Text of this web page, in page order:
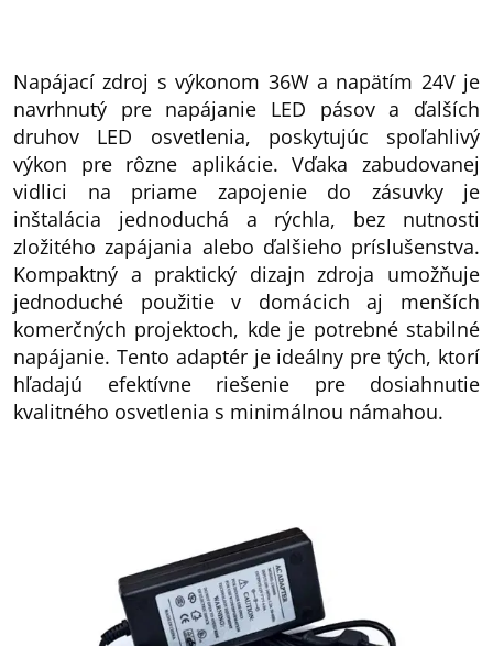
Napájací zdroj s výkonom 36W a napätím 24V je
navrhnutý pre napájanie LED pásov a ďalších
druhov LED osvetlenia, poskytujúc spoľahlivý
výkon pre rôzne aplikácie. Vďaka zabudovanej
vidlici na priame zapojenie do zásuvky je
inštalácia jednoduchá a rýchla, bez nutnosti
zložitého zapájania alebo ďalšieho príslušenstva.
Kompaktný a praktický dizajn zdroja umožňuje
jednoduché použitie v domácich aj menších
komerčných projektoch, kde je potrebné stabilné
napájanie. Tento adaptér je ideálny pre tých, ktorí
hľadajú efektívne riešenie pre dosiahnutie
kvalitného osvetlenia s minimálnou námahou.